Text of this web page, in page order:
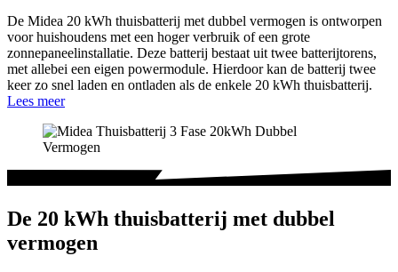
De Midea 20 kWh thuisbatterij met dubbel vermogen is ontworpen
voor huishoudens met een hoger verbruik of een grote
zonnepaneelinstallatie. Deze batterij bestaat uit twee batterijtorens,
met allebei een eigen powermodule. Hierdoor kan de batterij twee
keer zo snel laden en ontladen als de enkele 20 kWh thuisbatterij.
Lees meer
De 20 kWh thuisbatterij met dubbel
vermogen